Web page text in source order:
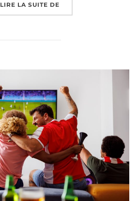
LIRE LA SUITE DE« COMMENT CHOISIR